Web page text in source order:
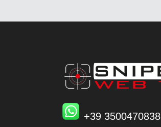
+39 3500470838